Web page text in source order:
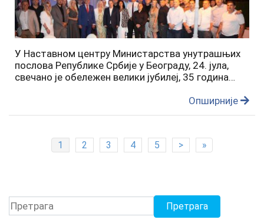
У Наставном центру Министарства унутрашњих
послова Републике Србије у Београду, 24. јула,
свечано је обележен велики јубилеј, 35 година
најбројније синдикалне организације уОпширније
1 2 3 4 5 > »